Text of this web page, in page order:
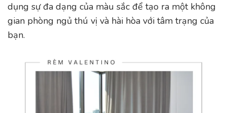
dụng sự đa dạng của màu sắc để tạo ra một không
gian phòng ngủ thú vị và hài hòa với tâm trạng của
bạn.